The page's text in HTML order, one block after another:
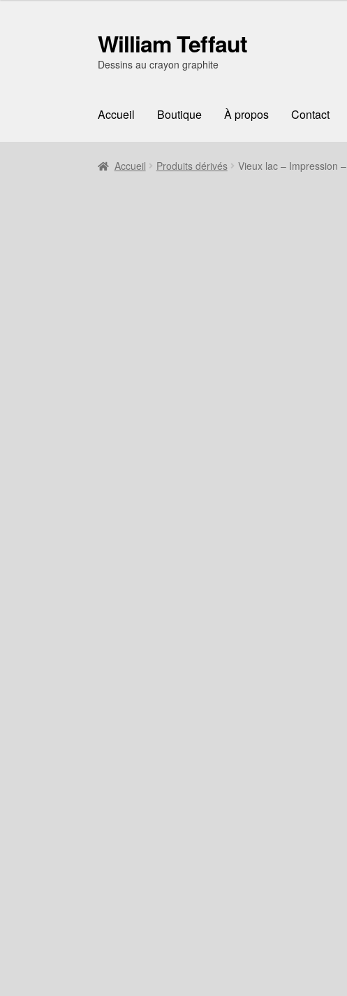
Aller
à
la
Aller
au
contenu
William Teffaut
Dessins au crayon graphite
Accueil Boutique À propos Contact
Accueil Produits dérivés Vieux lac – Impression –